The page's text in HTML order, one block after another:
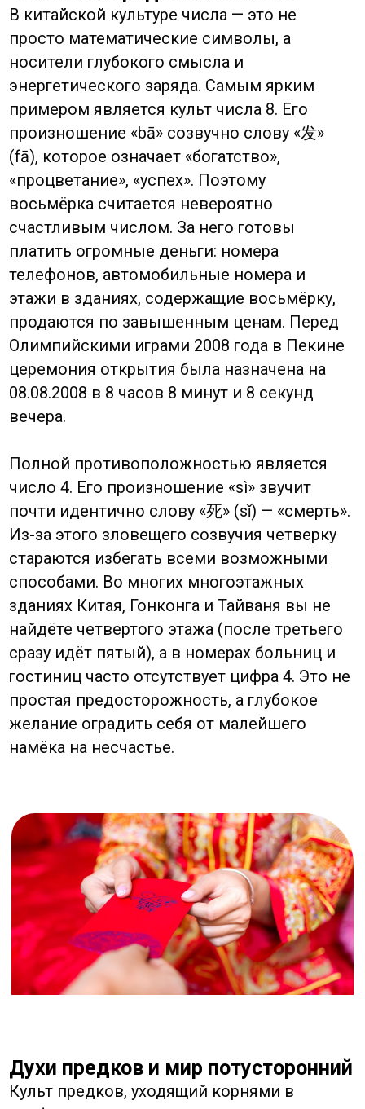
Духи предков и мир потусторонний
Культ предков, уходящий корнями в
конфуцианские традиции почитания
старших и семьи, является краеугольным
камнем китайского мировоззрения.
Считается, что духи усопших предков
продолжают оказывать влияние на жизнь
живущих потомков. Их нужно ублажать,
помнить и уважать. Именно этим
обусловлены такие практики, как
могилах или во время праздников вроде
Цинмин. Сжигание бумажных атрибутов (от
денег и машин до моделей iPhone) — это не
просто символ, а способ передать
необходимые вещи своим предкам в
загробном мире, дабы они жили там в
достатке и, в свою очередь, могли
благословить свою семью на земле.
С этим же связан и знаменитый Праздник
голодных духов, когда, по поверьям, врата
между мирами открываются, и на землю
выходят блуждающие духи. Чтобы их не
разгневать, люди оставляют им
подношения с едой и избегают в этот
период начинать важные дела или
проводить свадьбы.
Повседневные табу и практики на
удачу
Повседневная жизнь китайца наполнена
множеством мелких правил,
направленных на привлечение удачи и
отведение беды. Например, считается, что
нельзя дарить друзьям или партнёрам
часы. Глагол «дарить часы» (送钟, sòng
zhōng) созвучен выражению «проводить в
Напротив, некоторые действия считаются
мощными активаторами удачи. Традиция